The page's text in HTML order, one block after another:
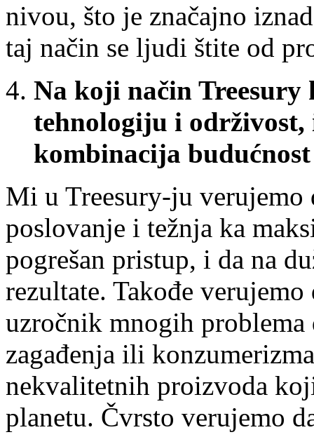
nivou, što je značajno
taj način se ljudi štite od
Na koji način
tehnologiju i održivost,
kombinacija
Mi u Treesury-ju verujemo
poslovanje i težnja ka
pogrešan pristup, i da na
rezultate. Takođe
uzročnik mnogih problema
zagađenja ili
nekvalitetnih proizvoda
planetu. Čvrsto verujemo